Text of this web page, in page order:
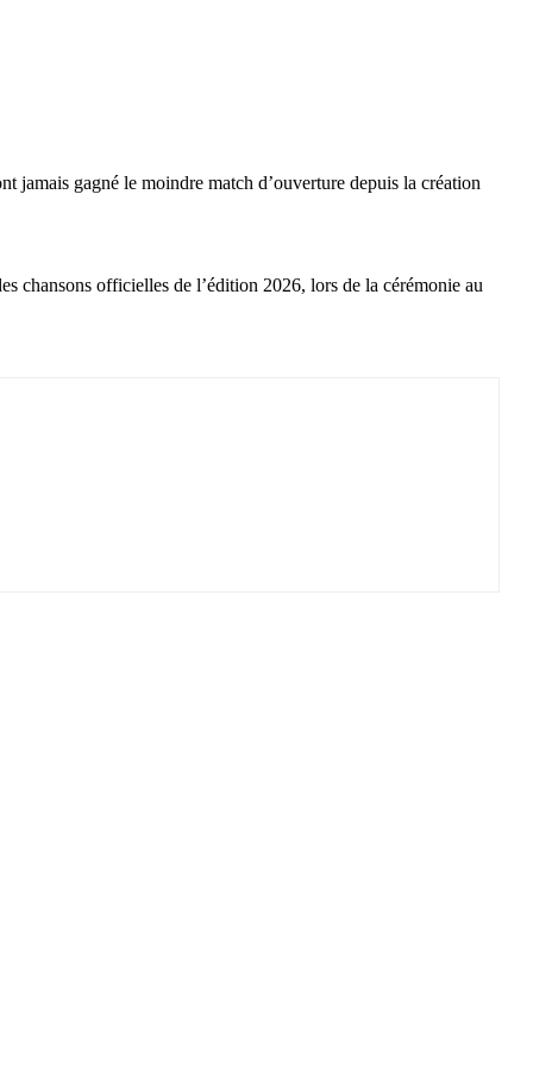
jamais gagné le moindre match d’ouverture depuis la création
chansons officielles de l’édition 2026, lors de la cérémonie au